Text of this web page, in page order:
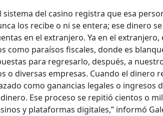
sis­tema del casi­no reg­is­tra que esa
los recibe o ni se entera; ese dinero
en el extran­jero. Ya en el
como paraí­sos fis­cales, donde es
para regre­sar­lo, después, a
o diver­sas empre­sas. Cuan­do el dinero
como ganan­cias legales o ingre­sos
Ese pro­ce­so se repi­tió cien­tos o
y platafor­mas dig­i­tales,” infor­mó